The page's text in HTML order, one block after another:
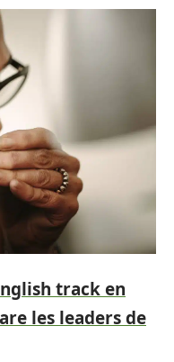
track en
les leaders de